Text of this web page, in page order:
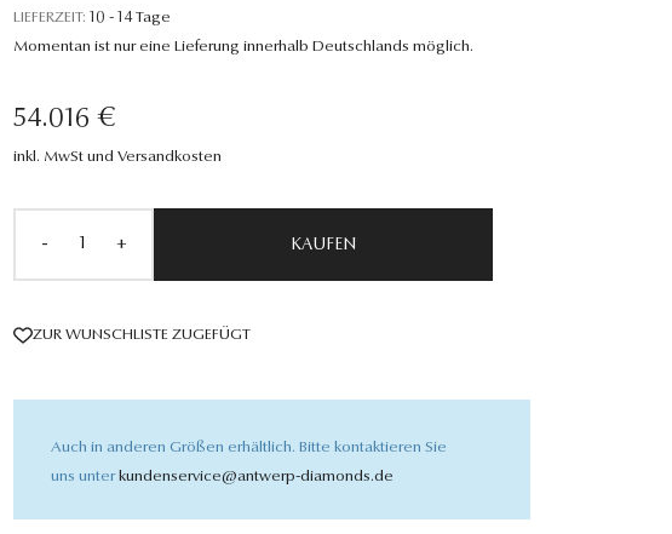
LIEFERZEIT: 10 - 14 Tage
Momentan ist nur eine Lieferung innerhalb Deutschlands möglich.
54.016 €
inkl. MwSt und Versandkosten
- + KAUFEN
ZUR WUNSCHLISTE ZUGEFÜGT
Auch in anderen Größen erhältlich. Bitte kontaktieren Sie
uns unter kundenservice@antwerp-diamonds.de